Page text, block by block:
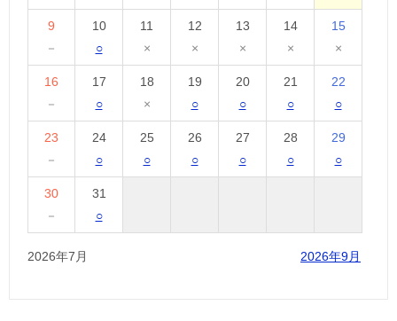
9
－
10
○
11
×
12
×
13
×
14
×
15
×
16
－
17
○
18
×
19
○
20
○
21
○
22
○
23
－
24
○
25
○
26
○
27
○
28
○
29
○
30
－
31
○
2026年7月 2026年9月